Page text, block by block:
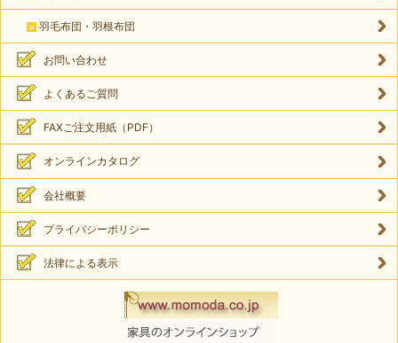
羽毛布団・羽根布団
お問い合わせ
よくあるご質問
FAXご注文用紙（PDF）
オンラインカタログ
会社概要
プライバシーポリシー
法律による表示